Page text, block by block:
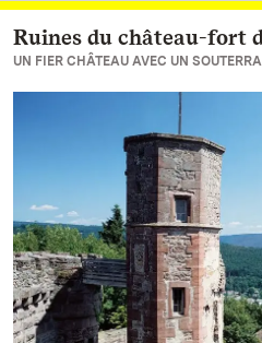
Vers la page d’accueil
Ruines du château-fort
UN FIER CHÂTEAU AVEC UN